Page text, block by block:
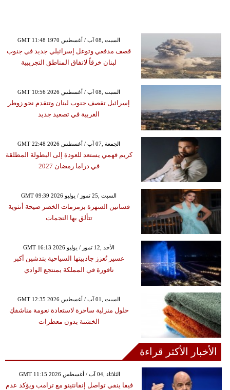
GMT 11:48 1970 السبت ,08 آب / أغسطس
قصف مدفعي وتوغل إسرائيلي جديد في جنوب
لبنان خرقاً لاتفاق المناطق التجريبية
GMT 10:56 2026 السبت ,08 آب / أغسطس
إسرائيل تقصف جنوب لبنان وتتقدم نحو زوطر
الغربية في تصعيد جديد
GMT 22:48 2026 الجمعة ,07 آب / أغسطس
كريم فهمي يستعد للعودة إلى البطولة المطلقة
في دراما رمضان 2027
GMT 09:39 2026 السبت ,25 تموز / يوليو
فساتين السهرة بزمزمات الخصر صيحة أنثوية
تتألق بها النجمات
GMT 16:13 2026 الأحد ,12 تموز / يوليو
عسير تُعزز جاذبيتها السياحية بتدشين أكبر
نافورة في المملكة بمنتجع الوادي
GMT 12:35 2026 السبت ,01 آب / أغسطس
حلول منزلية ساحرة لاستعادة نعومة مناشفكِ
الخشنة بدون معطرات
الأخبار الأكثر قراءة
GMT 11:15 2026 الثلاثاء ,04 آب / أغسطس
فيفا ينفي تواصل إنفانتينو مع ترامب ويؤكد عدم